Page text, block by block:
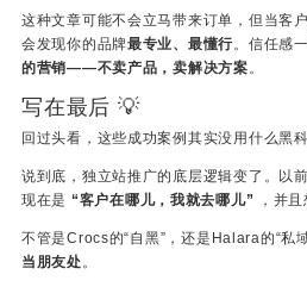
这种文章可能不会立马带来订单，但当客
会发现你的品牌最专业、最懂行。信任感
的营销——不卖产品，卖解决方案。
写在最后 💡
回过头看，这些成功案例其实没用什么黑科
说到底，独立站推广的底层逻辑变了。以
现在是 “客户在哪儿，我就去哪儿” ，并
不管是Crocs的“自黑”，还是Halara的“私
当朋友处。